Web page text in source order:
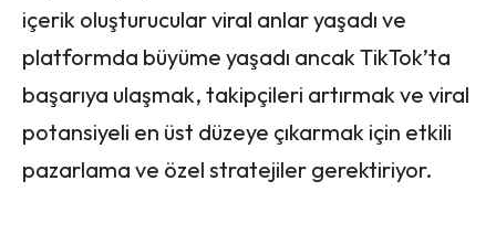
içerik oluşturucular viral anlar yaşadı ve
platformda büyüme yaşadı ancak TikTok’ta
başarıya ulaşmak, takipçileri artırmak ve viral
potansiyeli en üst düzeye çıkarmak için etkili
pazarlama ve özel stratejiler gerektiriyor.